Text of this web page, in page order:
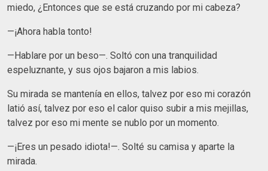
miedo, ¿Entonces que se está cruzando por mi cabeza?
—¡Ahora habla tonto!
—Hablare por un beso—. Soltó con una tranquilidad
espeluznante, y sus ojos bajaron a mis labios.
Su mirada se mantenía en ellos, talvez por eso mi corazón
latió así, talvez por eso el calor quiso subir a mis mejillas,
talvez por eso mi mente se nublo por un momento.
—¡Eres un pesado idiota!—. Solté su camisa y aparte la
mirada.